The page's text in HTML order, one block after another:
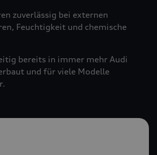
zuverlässig bei externen
Feuchtigkeit und chemische
bereits in immer mehr Audi
und für viele Modelle